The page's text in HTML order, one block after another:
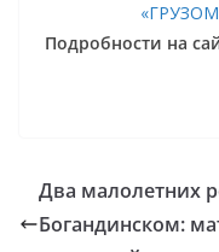
Подробности на
Два малолетних
Богандинском: